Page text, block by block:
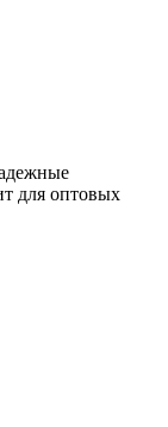
для оптовых